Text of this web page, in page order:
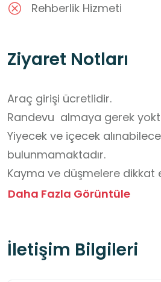
Rehberlik Hizmeti
Ziyaret Notları
Araç girişi ücretlidir.
Randevu  almaya gerek
Yiyecek ve içecek
bulunmamaktadır.
Kayma ve düşmelere dikkat
Öğrenciler için genel
Mevsime uygun giyinilmelidir.
Daha Fazla Görüntüle
İletişim Bilgileri